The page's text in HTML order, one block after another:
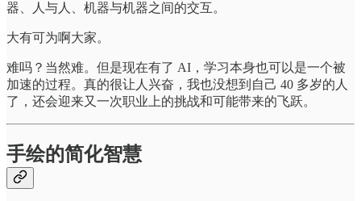
器、人与人、机器与机器之间的交互。
大有可为啊大家。
难吗？当然难。但是现在有了 AI，学习本身也可以是一个被
加速的过程。真的很让人兴奋，我也没想到自己 40 多岁的人
了，还会迎来又一次职业上的挑战和可能带来的飞跃。
手绘的简化智慧